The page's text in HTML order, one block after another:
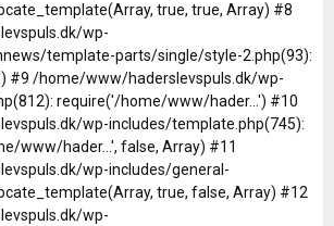
true, true, Array) #8
wp-
template-parts/single/style-2.php(93):
#9 /home/www/haderslevspuls.dk/wp-
require('/home/www/hader...') #10
wp-includes/template.php(745):
www/hader...', false, Array) #11
wp-includes/general-
true, false, Array) #12
wp-